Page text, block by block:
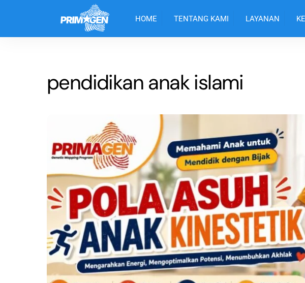
HOME TENTANG KAMI LAYANAN
pendidikan anak islami